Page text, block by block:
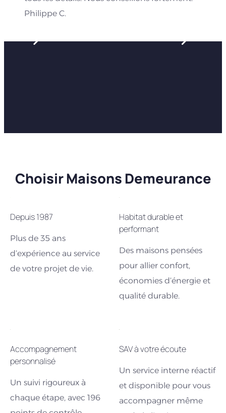
Philippe C.
Choisir Maisons Demeurance
Depuis 1987
Plus de 35 ans
d’expérience au service
de votre projet de vie.
Habitat durable et
performant
Des maisons pensées
pour allier confort,
économies d’énergie et
qualité durable.
Accompagnement
personnalisé
Un suivi rigoureux à
chaque étape, avec 196
SAV à votre écoute
Un service interne réactif
et disponible pour vous
accompagner même